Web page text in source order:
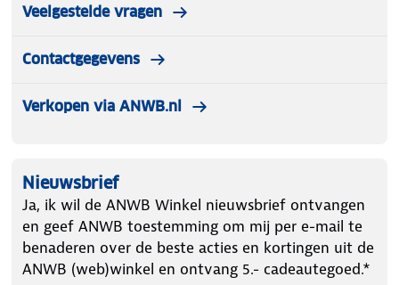
Veelgestelde vragen
Contactgegevens
Verkopen via ANWB.nl
Nieuwsbrief
Ja, ik wil de ANWB Winkel nieuwsbrief ontvangen
en geef ANWB toestemming om mij per e-mail te
benaderen over de beste acties en kortingen uit de
ANWB (web)winkel en ontvang 5.- cadeautegoed.*